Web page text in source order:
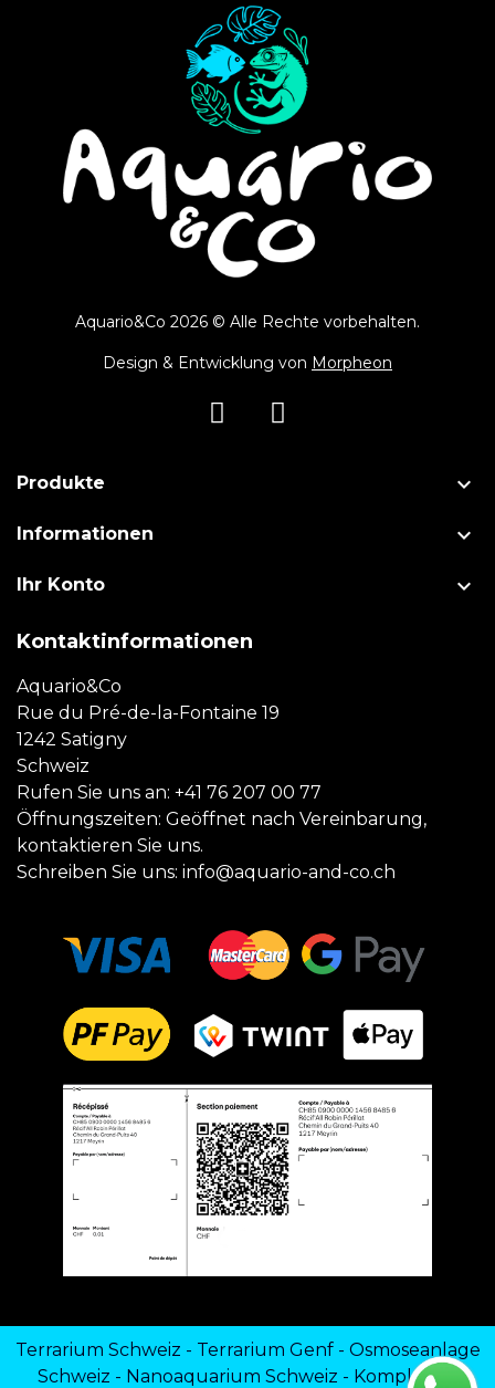
Aquario&Co 2026 © Alle Rechte vorbehalten.
Design & Entwicklung von Morpheon
Produkte 
Informationen 
Ihr Konto 
Kontaktinformationen
Aquario&Co
Rue du Pré-de-la-Fontaine 19
1242 Satigny
Schweiz
Rufen Sie uns an: +41 76 207 00 77
Öffnungszeiten: Geöffnet nach Vereinbarung,
kontaktieren Sie uns.
Schreiben Sie uns: info@aquario-and-co.ch
Terrarium Schweiz - Terrarium Genf- Osmoseanlage
Schweiz - Nanoaquarium Schweiz - Komplettes